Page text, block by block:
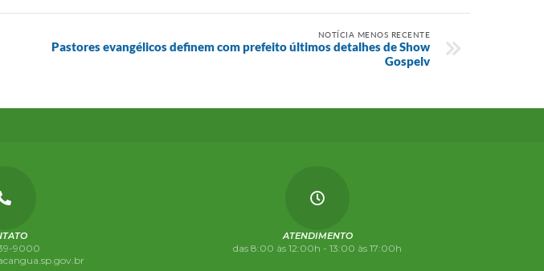
NOTÍCIA MENOS RECENTE
Pastores evangélicos definem com prefeito últimos detalhes de Show
Gospelv
9000
ATENDIMENTO
das 8:00 às 12:00h - 13:00 às 17:00h